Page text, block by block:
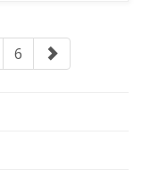
6